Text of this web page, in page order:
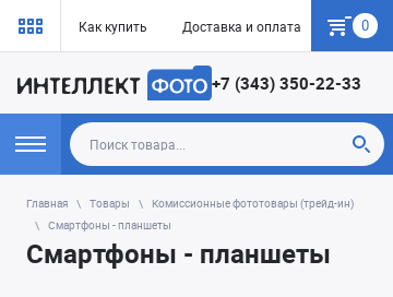
Как купить Доставка и оплата Гарантия
0
+7 (343) 350-22-33
Главная Товары
Комиссионные фототовары (трейд-ин)
Смартфоны - планшеты
Смартфоны - планшеты